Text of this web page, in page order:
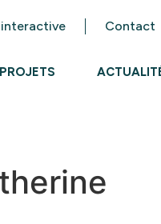
Contact
PROJETS